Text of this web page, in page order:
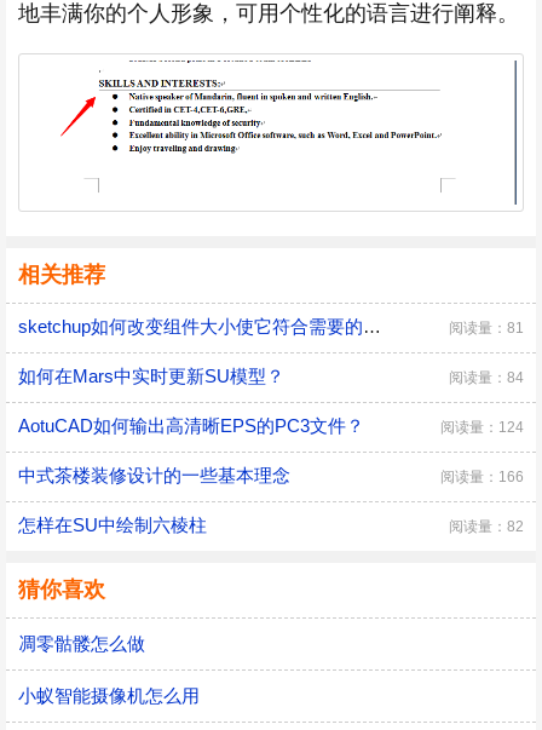
地丰满你的个人形象，可用个性化的语言进行阐释。
相关推荐
sketchup如何改变组件大小使它符合需要的尺寸? 阅读量：81
如何在Mars中实时更新SU模型？ 阅读量：84
AotuCAD如何输出高清晰EPS的PC3文件？ 阅读量：124
中式茶楼装修设计的一些基本理念 阅读量：166
怎样在SU中绘制六棱柱 阅读量：82
猜你喜欢
凋零骷髅怎么做
小蚁智能摄像机怎么用